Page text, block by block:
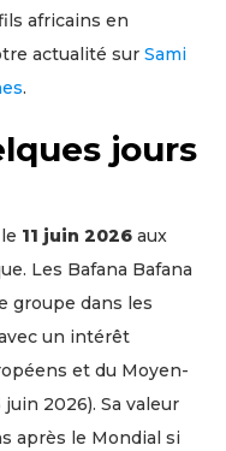
africains en
actualité sur Sami
.
jours
11 juin 2026 aux
Les Bafana Bafana
groupe dans les
un intérêt
et du Moyen-
2026). Sa valeur
après le Mondial si